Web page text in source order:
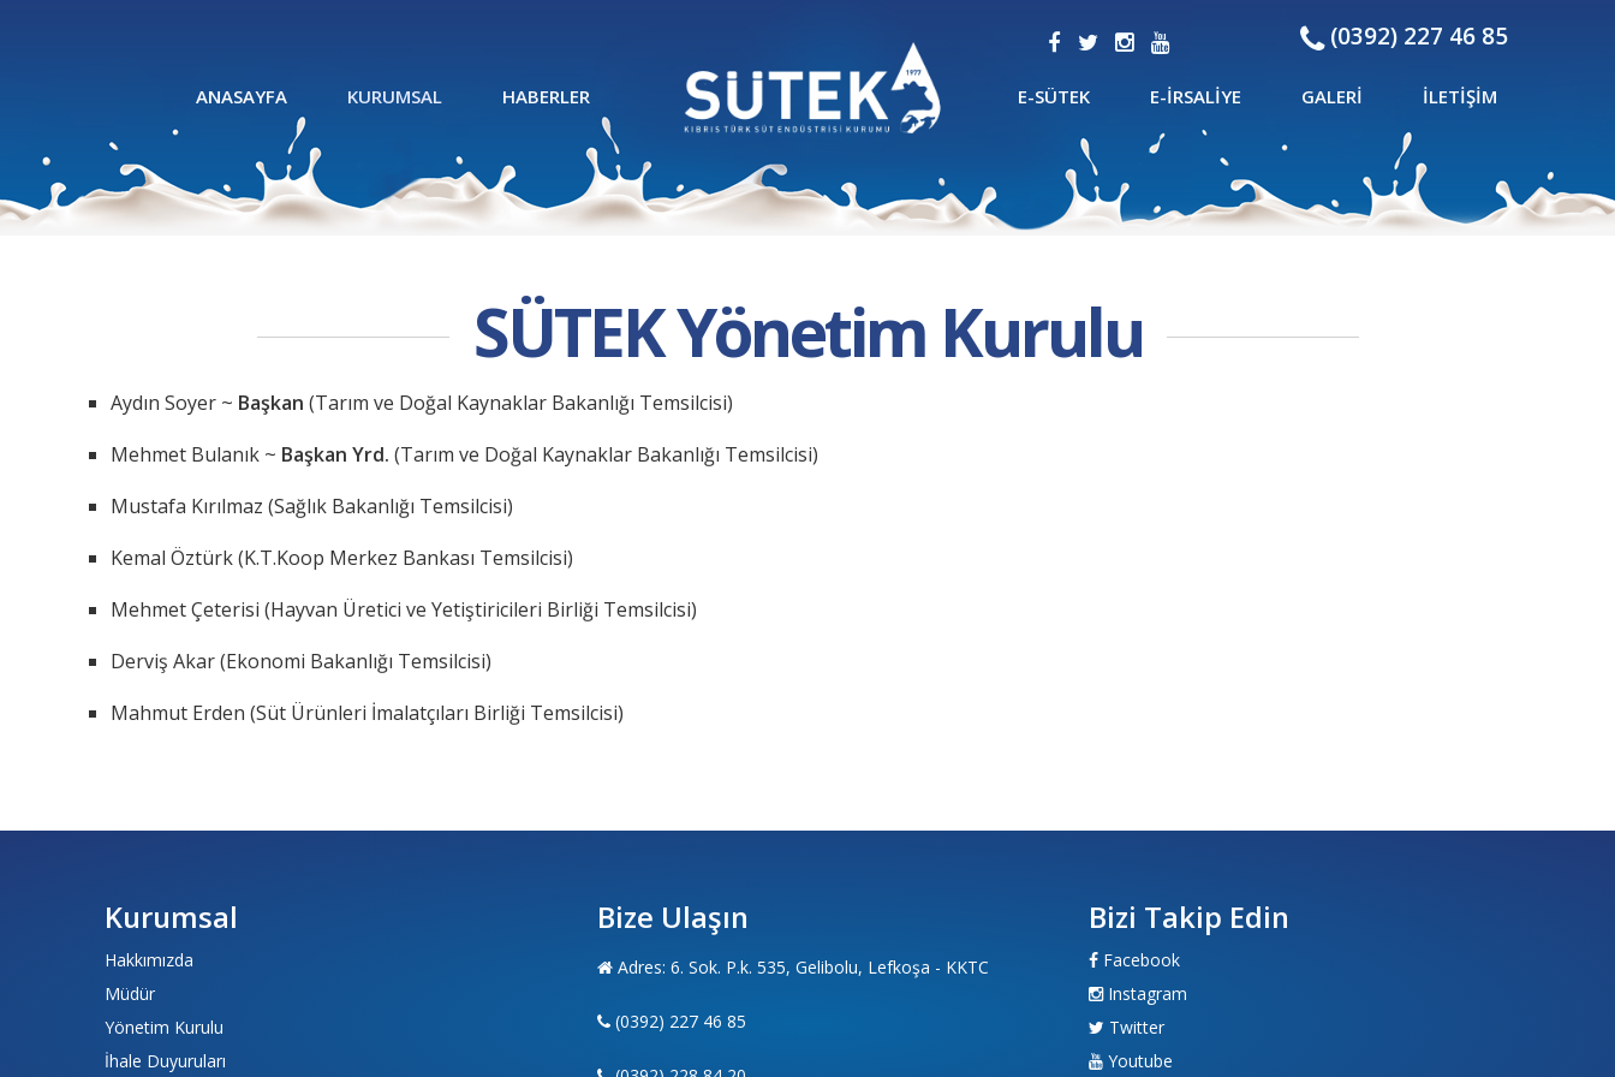
(0392) 227 46 85
ANASAYFA KURUMSAL HABERLER E-SÜTEK E-İRSALIYE GALERI İLETIŞIM
SÜTEK Yönetim Kurulu
Aydın Soyer ~ Başkan (Tarım ve Doğal Kaynaklar Bakanlığı Temsilcisi)
Mehmet Bulanık ~ Başkan Yrd. (Tarım ve Doğal Kaynaklar Bakanlığı Temsilcisi)
Mustafa Kırılmaz (Sağlık Bakanlığı Temsilcisi)
Kemal Öztürk (K.T.Koop Merkez Bankası Temsilcisi)
Mehmet Çeterisi (Hayvan Üretici ve Yetiştiricileri Birliği Temsilcisi)
Derviş Akar (Ekonomi Bakanlığı Temsilcisi)
Mahmut Erden (Süt Ürünleri İmalatçıları Birliği Temsilcisi)
Kurumsal
Hakkımızda
Müdür
Yönetim Kurulu
İhale Duyuruları
Bize Ulaşın
Adres: 6. Sok. P.k. 535, Gelibolu, Lefkoşa - KKTC
(0392) 227 46 85
Bizi Takip Edin
Facebook
Instagram
Twitter
Youtube